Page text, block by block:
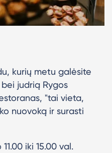
kurių metu galėsite
judrią Rygos
"tai vieta,
nuovoką ir surasti
iki 15.00 val.